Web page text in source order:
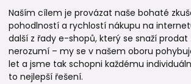
Naším cílem je provázat naše bohaté
pohodlností a rychlostí nákupu na
další z řady e-shopů, který se snaží prodat
nerozumí – my se v našem oboru
let a jsme tak schopni každému
to nejlepší řešení.